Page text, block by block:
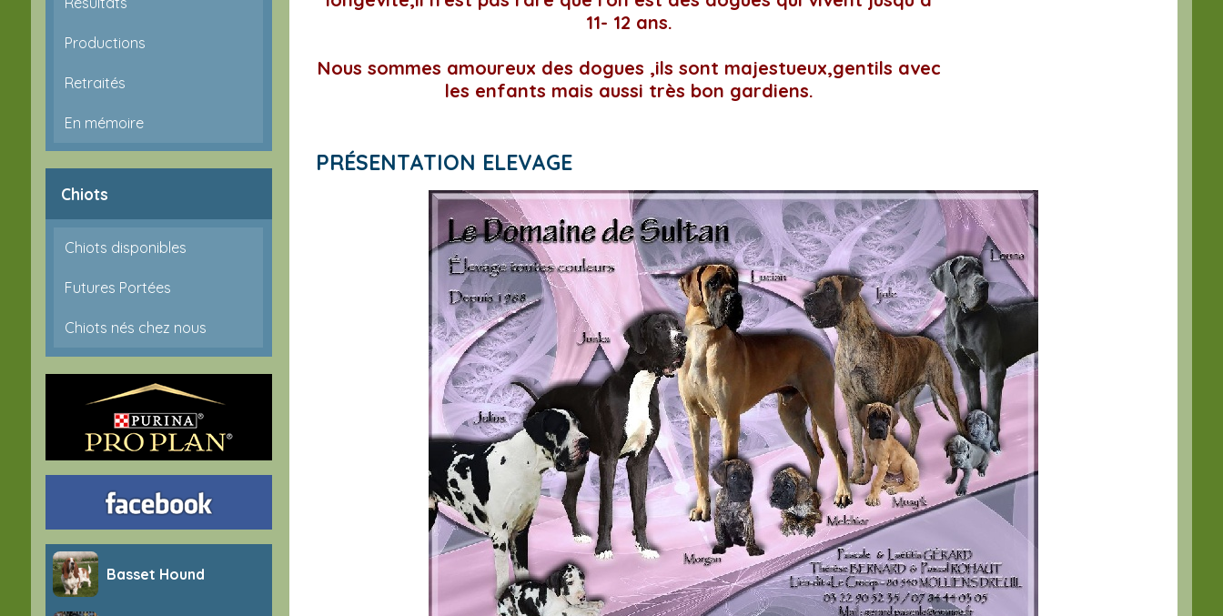
Productions
Retraités
En mémoire
Chiots
Chiots disponibles
Futures Portées
Chiots nés chez nous
Basset Hound
11- 12 ans.
Nous sommes amoureux des dogues ,ils sont majestueux,gentils avec
les enfants mais aussi très bon gardiens.
PRÉSENTATION ELEVAGE